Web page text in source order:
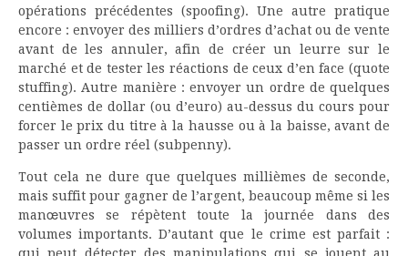
opérations précédentes (spoofing). Une autre pratique
encore : envoyer des milliers d’ordres d’achat ou de vente
avant de les annuler, afin de créer un leurre sur le
marché et de tester les réactions de ceux d’en face (quote
stuffing). Autre manière : envoyer un ordre de quelques
centièmes de dollar (ou d’euro) au-dessus du cours pour
forcer le prix du titre à la hausse ou à la baisse, avant de
passer un ordre réel (subpenny).
Tout cela ne dure que quelques millièmes de seconde,
mais suffit pour gagner de l’argent, beaucoup même si les
manœuvres se répètent toute la journée dans des
volumes importants. D’autant que le crime est parfait :